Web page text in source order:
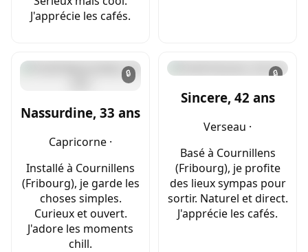
J'apprécie les cafés.
🔒
Nassurdine, 33 ans
Capricorne ·
Installé à Cournillens
(Fribourg), je garde les
choses simples.
Curieux et ouvert.
J'adore les moments
chill.
🔒
Sincere, 42 ans
Verseau ·
Basé à Cournillens
(Fribourg), je profite
des lieux sympas pour
sortir. Naturel et direct.
J'apprécie les cafés.